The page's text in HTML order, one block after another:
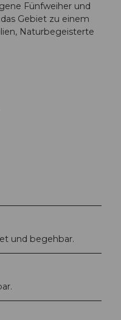
Fünfweiher und
Gebiet zu einem
Naturbegeisterte
und begehbar.